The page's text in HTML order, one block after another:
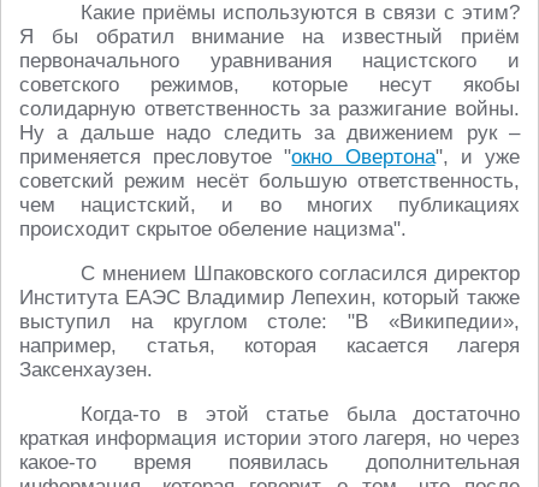
Какие приёмы используются в связи с этим?
Я бы обратил внимание на известный приём
первоначального уравнивания нацистского и
советского режимов, которые несут якобы
солидарную ответственность за разжигание войны.
Ну а дальше надо следить за движением рук –
применяется пресловутое "окно Овертона", и уже
советский режим несёт большую ответственность,
чем нацистский, и во многих публикациях
происходит скрытое обеление нацизма".
С мнением Шпаковского согласился директор
Института ЕАЭС Владимир Лепехин, который также
выступил на круглом столе: "В «Википедии»,
например, статья, которая касается лагеря
Заксенхаузен.
Когда-то в этой статье была достаточно
краткая информация истории этого лагеря, но через
какое-то время появилась дополнительная